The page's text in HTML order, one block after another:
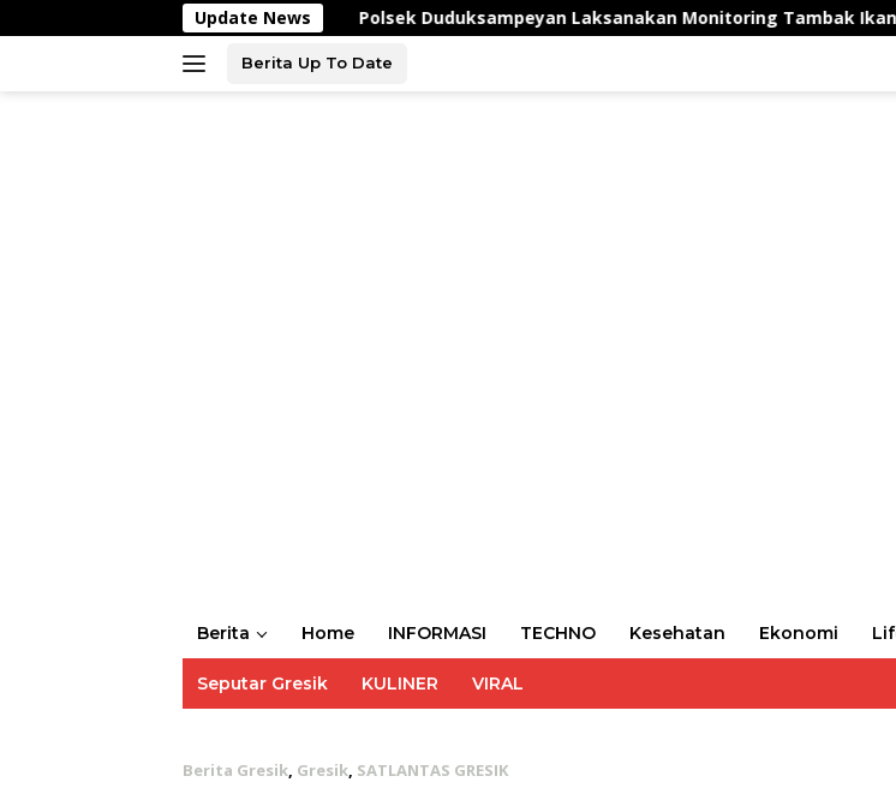
ke
Update NewsPolsek Duduksampeyan Laksanakan Monitoring Tambak Ikan di
Berita Up To Date
Berita Home INFORMASI TECHNO Kesehatan Ekonomi
Seputar Gresik KULINER VIRAL
Berita Gresik, Gresik, SATLANTAS GRESIK